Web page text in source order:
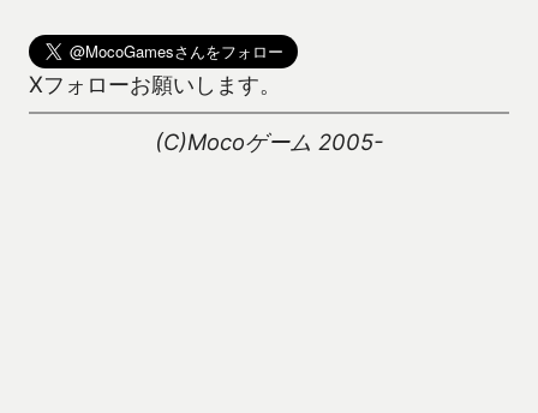
Xフォローお願いします。
(C)Mocoゲーム 2005-